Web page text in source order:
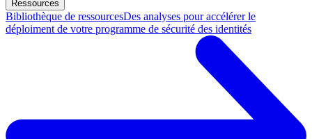
Ressources
Bibliothèque de ressourcesDes analyses pour accélérer le
déploiment de votre programme de sécurité des identités